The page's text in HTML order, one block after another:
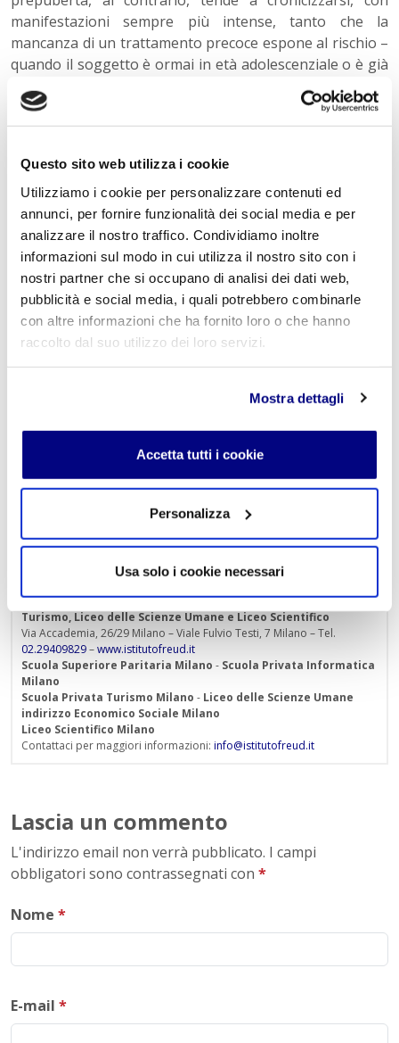
Questo sito web utilizza i cookie
Utilizziamo i cookie per personalizzare contenuti ed
annunci, per fornire funzionalità dei social media e per
analizzare il nostro traffico. Condividiamo inoltre
informazioni sul modo in cui utilizza il nostro sito con i
nostri partner che si occupano di analisi dei dati web,
pubblicità e social media, i quali potrebbero combinarle
con altre informazioni che ha fornito loro o che hanno
raccolto dal suo utilizzo dei loro servizi.
Mostra dettagli
Accetta tutti i cookie
Personalizza
Usa solo i cookie necessari
manifestazioni sempre più intense, tanto che la
mancanza di un trattamento precoce espone al rischio –
quando il soggetto è ormai in età adolescenziale o è già
un giovane adulto - di condotte antisociali, di abuso di
sostanze, di difficoltà interpersonali ed educative.
Istituto Paritario S. Freud, Scuola privata a Milano per: indirizzo Tecnico
sguardo al futuro Scuola Paritaria S. Freud, la tua Scuola Privata a Milano
Istituto Superiore Tecnico: Scegli e Diventa Perito INFORMATICO e
paritaria: Istituto Tecnico Informatico, Istituto Tecnico
Turismo, Liceo delle Scienze Umane e Liceo Scientifico
Via Accademia, 26/29 Milano – Viale Fulvio Testi, 7 Milano – Tel.
02.29409829–www.istitutofreud.it
Scuola Superiore Paritaria Milano - Scuola Privata Informatica
Milano
Scuola Privata Turismo Milano - Liceo delle Scienze Umane
indirizzo Economico Sociale Milano
Liceo Scientifico Milano
Contattaci per maggiori informazioni: info@istitutofreud.it
Lascia un commento
L'indirizzo email non verrà pubblicato. I campi
obbligatori sono contrassegnati con *
Nome *
E-mail *